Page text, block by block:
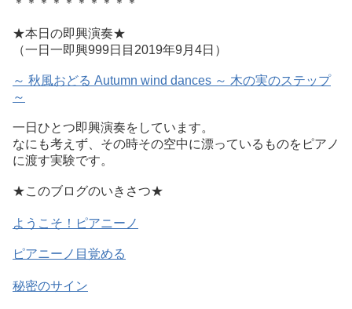
★本日の即興演奏★
（一日一即興999日目2019年9月4日）
～ 秋風おどる Autumn wind dances ～ 木の実のステップ
～
一日ひとつ即興演奏をしています。
なにも考えず、 その時その空中に漂っているものをピアノ
に渡す実験です。
★このブログのいきさつ★
ようこそ！ピアニーノ
ピアニーノ目覚める
秘密のサイン